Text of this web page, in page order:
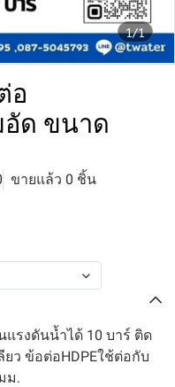
1/1
อ
ด ขนาด
ขายแล้ว 0 ชิ้น
รงดันน้ำได้ 10 บาร์ ติด
ว ข้อต่อHDPEใช้ต่อกับ
ม.